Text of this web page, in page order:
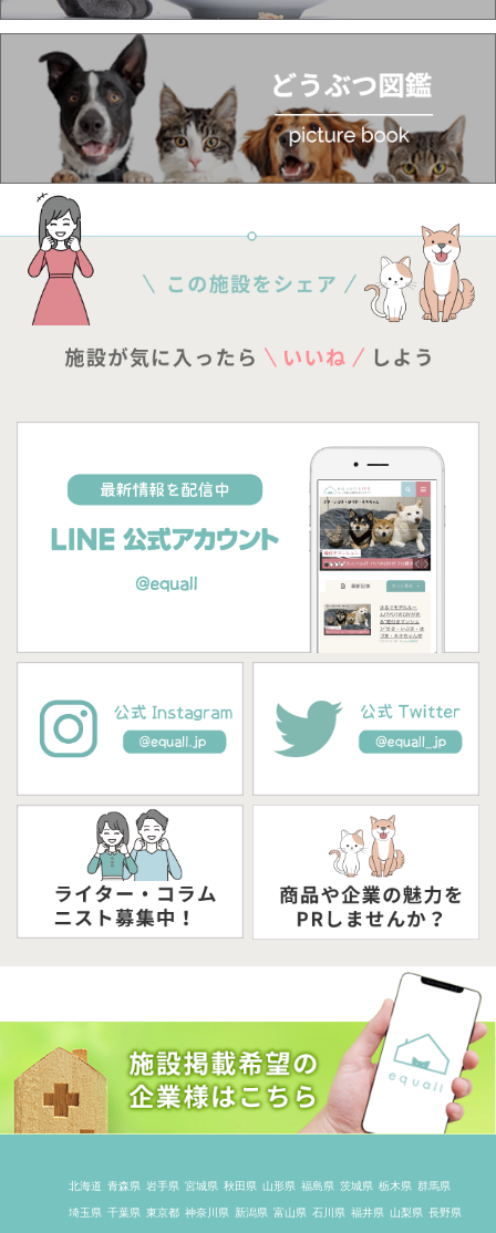
北海道 青森県 岩手県 宮城県 秋田県 山形県 福島県 茨城県 栃木県 群馬県
埼玉県 千葉県 東京都 神奈川県 新潟県 富山県 石川県 福井県 山梨県 長野県